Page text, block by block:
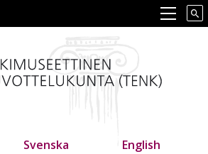
pääsisältöön
Svenska English